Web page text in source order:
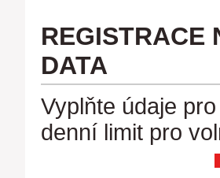
REGISTRACE
DATA
Vyplňte údaje
denní limit pro